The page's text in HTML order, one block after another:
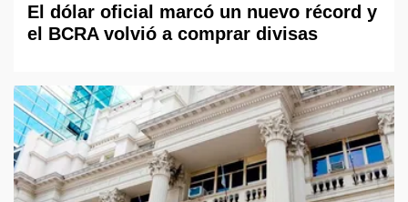
El dólar oficial marcó un nuevo récord y
el BCRA volvió a comprar divisas